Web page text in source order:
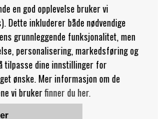
en god opplevelse bruker vi
Dette inkluderer både nødvendige
grunnleggende funksjonalitet, men
personalisering, markedsføring og
tilpasse dine innstillinger for
ønske. Mer informasjon om de
vi brukerfinner du her.